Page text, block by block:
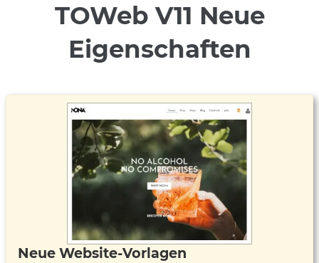
Eigenschaften
TOWeb V11 Neue
Eigenschaften
Neue Website-Vorlagen